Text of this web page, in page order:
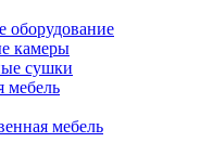
оборудование
камеры
сушки
мебель
мебель